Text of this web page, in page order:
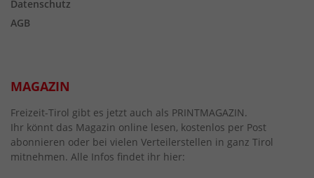
Datenschutz
AGB
MAGAZIN
Freizeit-Tirol gibt es jetzt auch als PRINTMAGAZIN.
Ihr könnt das Magazin online lesen, kostenlos per Post
abonnieren oder bei vielen Verteilerstellen in ganz Tirol
mitnehmen. Alle Infos findet ihr hier: